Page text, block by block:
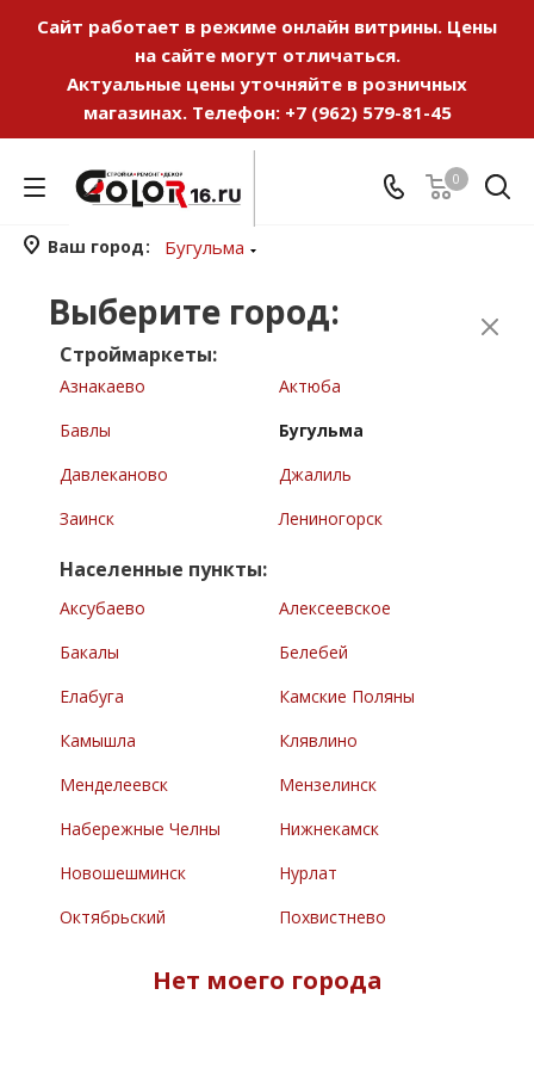
Сайт работает в режиме онлайн витрины. Цены
на сайте могут отличаться.
Актуальные цены уточняйте в розничных
магазинах. Телефон: +7 (962) 579-81-45
0
Ваш город Бугульма
Выберите город:
Строймаркеты:
Азнакаево
Актюба
Бавлы
Бугульма
Давлеканово
Джалиль
Заинск
Лениногорск
Населенные пункты:
Аксубаево
Алексеевское
Бакалы
Белебей
Елабуга
Камские Поляны
Камышла
Клявлино
Менделеевск
Мензелинск
Набережные Челны
Нижнекамск
Новошешминск
Нурлат
Октябрьский
Похвистнево
Нет моего города